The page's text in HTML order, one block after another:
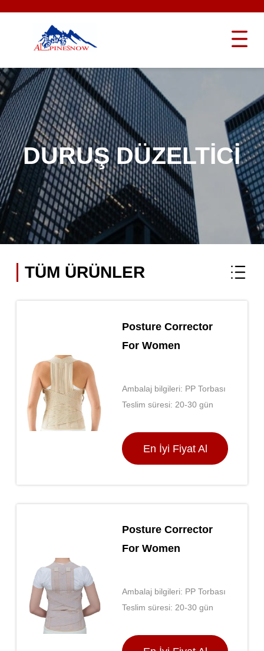
DURUŞ DÜZELTICI
TÜM ÜRÜNLER
Posture Corrector
For Women
Ambalaj bilgileri: PP Torbası
Teslim süresi: 20-30 gün
En İyi Fiyat Al
Posture Corrector
For Women
Ambalaj bilgileri: PP Torbası
Teslim süresi: 20-30 gün